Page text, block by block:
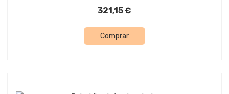
321,15 €
Comprar